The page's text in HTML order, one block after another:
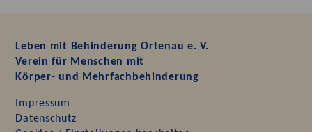
Leben mit Behinderung Ortenau e. V.
Verein für Menschen mit
Körper- und Mehrfachbehinderung
Impressum
Datenschutz